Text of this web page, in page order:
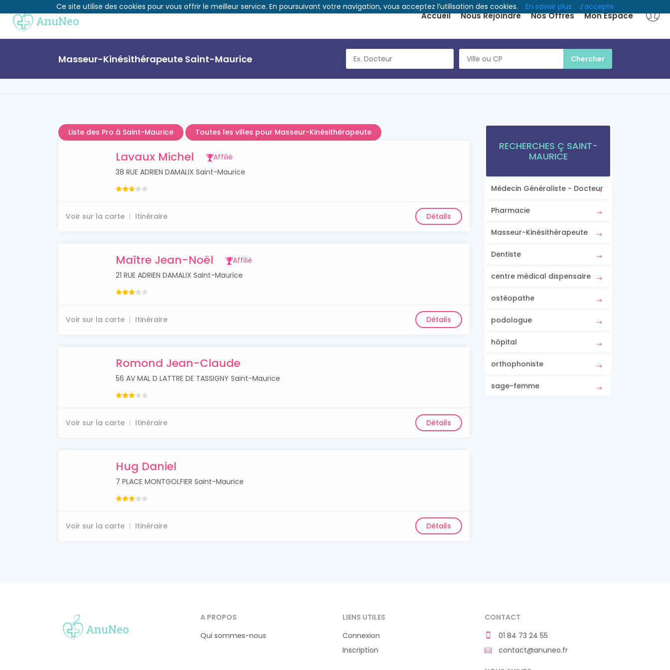
Accueil Nous Rejoindre Nos Offres Mon Espace
Masseur-Kinésithérapeute Saint-Maurice
Liste des Pro à Saint-Maurice Toutes les villes pour Masseur-Kinésithérapeute
Lavaux Michel
Affilié
38 RUE ADRIEN DAMALIX Saint-Maurice
Voir sur la carte Itinéraire Détails
Maître Jean-Noël
Affilié
21 RUE ADRIEN DAMALIX Saint-Maurice
Voir sur la carte Itinéraire Détails
Romond Jean-Claude
56 AV MAL D LATTRE DE TASSIGNY Saint-Maurice
Voir sur la carte Itinéraire Détails
Hug Daniel
7 PLACE MONTGOLFIER Saint-Maurice
Voir sur la carte Itinéraire Détails
RECHERCHES Ç SAINT-
MAURICE
Médecin Généraliste - Docteur
Pharmacie
Masseur-Kinésithérapeute
Dentiste
centre médical dispensaire
ostéopathe
podologue
hôpital
orthophoniste
sage-femme
A PROPOS
Qui sommes-nous
LIENS UTILES
Connexion
Inscription
CONTACT
01 84 73 24 55
contact@anuneo.fr
Ce site utilise des cookies pour vous offrir le meilleur service. En poursuivant votre navigation, vous acceptez l’utilisation des cookies. En savoir plus J’accepte